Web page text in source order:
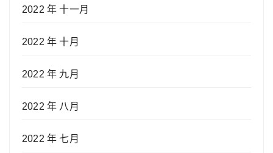
2022 年 十一月
2022 年 十月
2022 年 九月
2022 年 八月
2022 年 七月